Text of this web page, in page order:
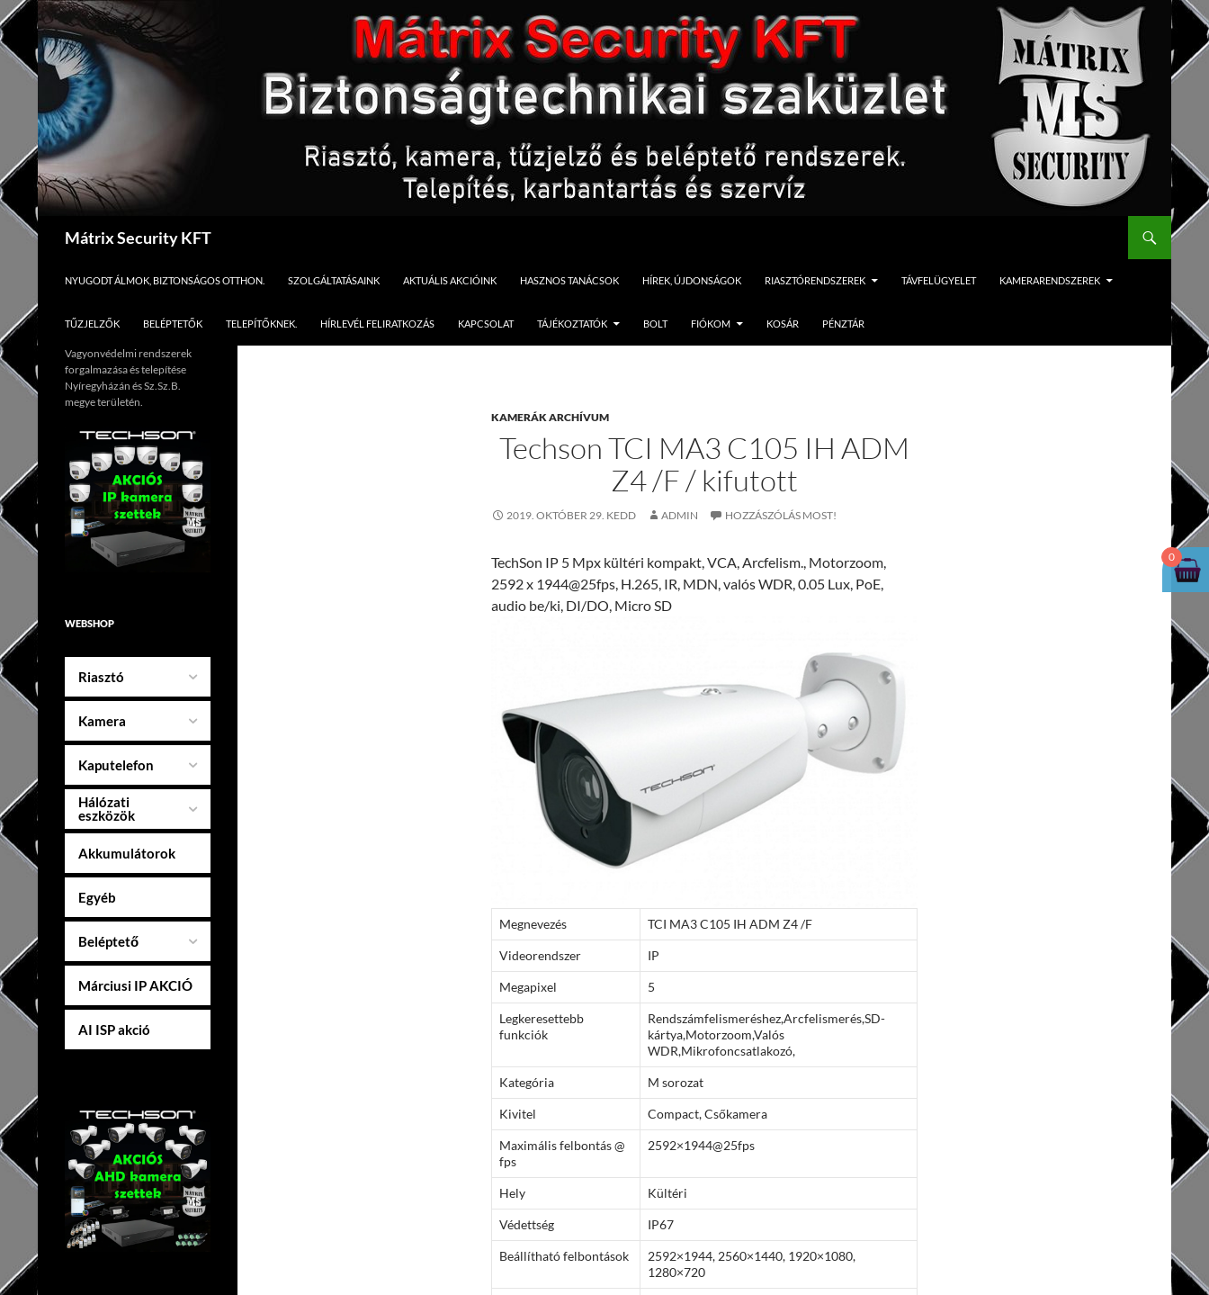
Kilépés
a
tartalomba
Mátrix Security KFT
NYUGODT ÁLMOK, BIZTONSÁGOS OTTHON. SZOLGÁLTATÁSAINK AKTUÁLIS AKCIÓINK HASZNOS TANÁCSOK HÍREK, ÚJDONSÁGOK RIASZTÓRENDSZEREK TÁVFELÜGYELET KAMERARENDSZEREK
TŰZJELZŐK BELÉPTETŐK TELEPÍTŐKNEK. HÍRLEVÉL FELIRATKOZÁS KAPCSOLAT TÁJÉKOZTATÓK BOLT FIÓKOM KOSÁR PÉNZTÁR
KAMERÁK ARCHÍVUM
Techson TCI MA3 C105 IH ADM
Z4 /F / kifutott
2019. OKTÓBER 29. KEDD ADMIN HOZZÁSZÓLÁS MOST!
TechSon IP 5 Mpx kültéri kompakt, VCA, Arcfelism., Motorzoom,
2592 x 1944@25fps, H.265, IR, MDN, valós WDR, 0.05 Lux, PoE,
audio be/ki, DI/DO, Micro SD
Megnevezés TCI MA3 C105 IH ADM Z4 /F
Videorendszer IP
Megapixel 5
Legkeresettebb
funkciók
Rendszámfelismeréshez,Arcfelismerés,SD-
kártya,Motorzoom,Valós
WDR,Mikrofoncsatlakozó,
Kategória M sorozat
Kivitel Compact, Csőkamera
Maximális felbontás @
fps
2592×1944@25fps
Hely Kültéri
Védettség IP67
Beállítható felbontások
2592×1944, 2560×1440, 1920×1080,
1280×720
Vagyonvédelmi rendszerek
forgalmazása és telepítése
Nyíregyházán és Sz.Sz.B.
megye területén.
WEBSHOP
Riasztó
Kamera
Kaputelefon
Hálózati
eszközök
Akkumulátorok
Egyéb
Beléptető
Márciusi IP AKCIÓ
AI ISP akció
0